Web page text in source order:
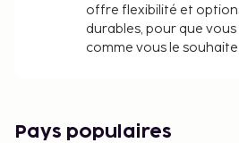
offre flexibilité et
durables, pour que
comme vous le
Pays populaires